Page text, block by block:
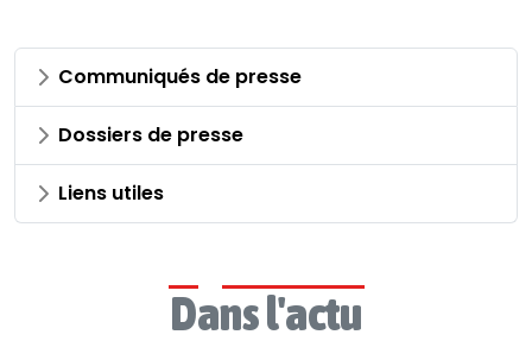
Communiqués de presse
Dossiers de presse
Liens utiles
Dans l'actu